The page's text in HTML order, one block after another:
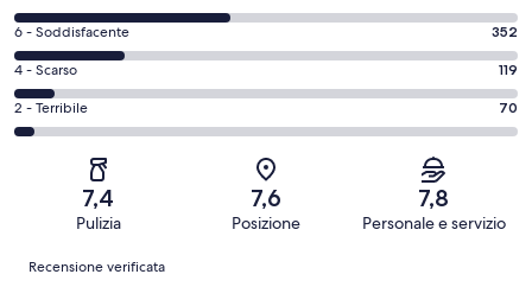
10
-
Eccellente.
364
su
1580
recensioni
di
8
-
Buono.
675
recensioni
Valutazione
di
6
-
Soddisfacente.
recensioni
6 - Soddisfacente 352
Valutazione
di
4
recensioni
4 - Scarso 119
Valutazione
di
Terribile.
su
2 - Terribile 70
7,4
Pulizia
7,6
Posizione
7,8
Personale e servizio
Recensioni
Recensione verificata